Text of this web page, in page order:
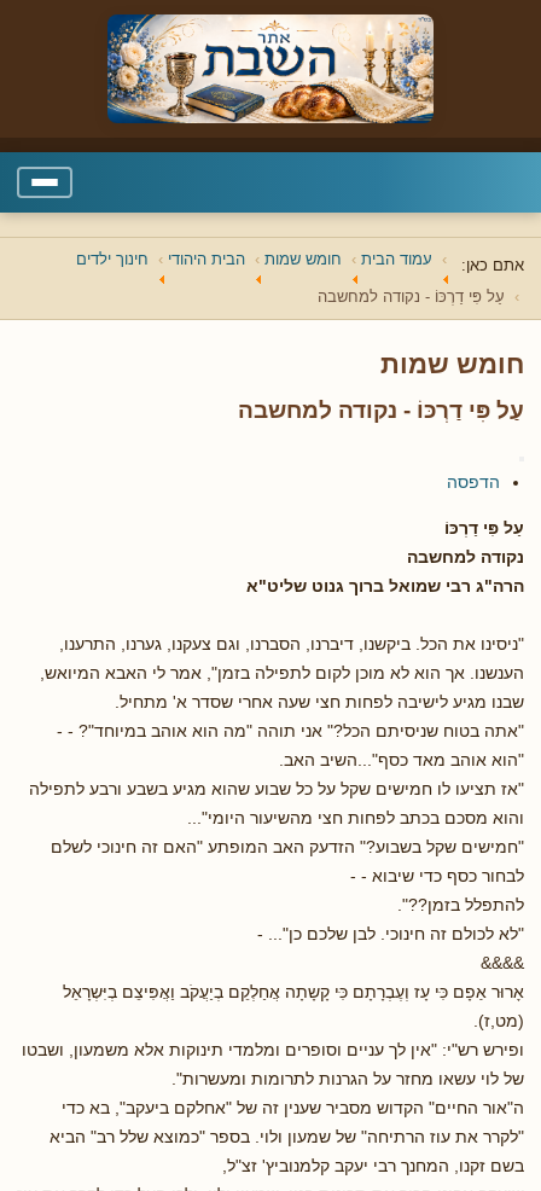
אתם כאן: עמוד הבית חומש שמות הבית היהודי חינוך ילדים
עַל פִּי דַרְכּוֹ - נקודה למחשבה
חומש שמות
עַל פִּי דַרְכּוֹ - נקודה למחשבה
הדפסה
עַל פִּי דַרְכּוֹ
נקודה למחשבה
הרה"ג רבי שמואל ברוך גנוט שליט"א
"ניסינו את הכל. ביקשנו, דיברנו, הסברנו, וגם צעקנו, גערנו, התרענו,
הענשנו. אך הוא לא מוכן לקום לתפילה בזמן", אמר לי האבא המיואש,
שבנו מגיע לישיבה לפחות חצי שעה אחרי שסדר א' מתחיל.
"אתה בטוח שניסיתם הכל?" אני תוהה "מה הוא אוהב במיוחד"? - -
"הוא אוהב מאד כסף"...השיב האב.
"אז תציעו לו חמישים שקל על כל שבוע שהוא מגיע בשבע ורבע לתפילה
והוא מסכם בכתב לפחות חצי מהשיעור היומי"...
"חמישים שקל בשבוע?" הזדעק האב המופתע "האם זה חינוכי לשלם
לבחור כסף כדי שיבוא - -
להתפלל בזמן??".
"לא לכולם זה חינוכי. לבן שלכם כן"... -
&&&&
אָרוּר אַפָם כִּּי עָז וְעֶבְרָתָם כִּּי קָשָתָה אֲחַלְקֵם בְיַעֲקֹב וַאֲפִּיצֵם בְיִּשְרָאֵל
(מט,ז).
ופירש רש"י: "אין לך עניים וסופרים ומלמדי תינוקות אלא משמעון, ושבטו
של לוי עשאו מחזר על הגרנות לתרומות ומעשרות".
ה"אור החיים" הקדוש מסביר שענין זה של "אחלקם ביעקב", בא כדי
"לקרר את עוז הרתיחה" של שמעון ולוי. בספר "כמוצא שלל רב" הביא
בשם זקנו, המחנך רבי יעקב קלמנוביץ' זצ"ל,